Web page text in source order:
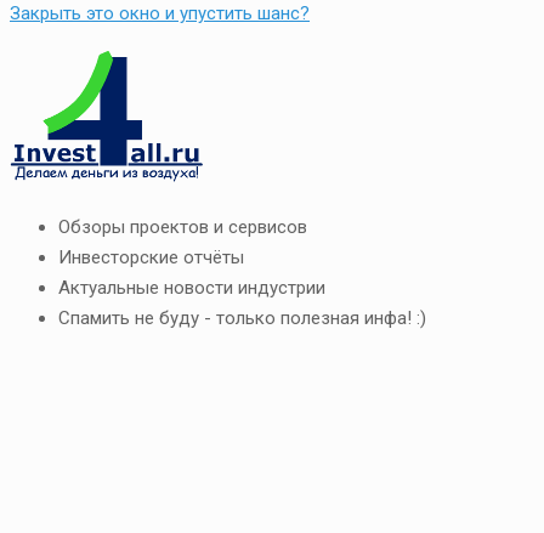
Закрыть это окно и упустить шанс?
Обзоры проектов и сервисов
Инвесторские отчёты
Актуальные новости индустрии
Спамить не буду - только полезная инфа! :)